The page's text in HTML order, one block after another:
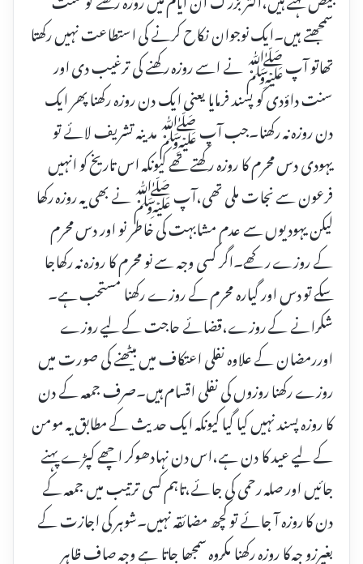
سمجھتے ہیں۔ایک نوجوان نکاح کرنے کی استطاعت نہیں رکھتا
تھاتو آپ ﷺ نے اسے روزہ رکھنے کی ترغیب دی اور
سنت داؤدی کو پسند فرمایا یعنی ایک دن روزہ رکھنا پھر ایک
دن روزہ نہ رکھنا۔جب آپ ﷺ مدینہ تشریف لائے تو
یہودی دس محرم کا روزہ رکھتے تھے کیونکہ اس تاریخ کو انہیں
فرعون سے نجات ملی تھی،آپ ﷺ نے بھی یہ روزہ رکھا
لیکن یہودیوں سے عدم مشابہت کی خاطر نو اور دس محرم
کے روزے رکھے۔اگر کسی وجہ سے نو محرم کا روزہ نہ رکھاجا
سکے تو دس اور گیارہ محرم کے روزے رکھنا مستحب ہے۔
شکرانے کے روزے،قضائے حاجت کے لیے روزے
اوررمضان کے علاوہ نفلی اعتکاف میں بیٹھنے کی صورت میں
روزے رکھنا روزوں کی نفلی اقسام ہیں۔صرف جمعہ کے دن
کا روزہ پسند نہیں کیا گیا کیونکہ ایک حدیث کے مطابق یہ مومن
کے لیے عید کا دن ہے،اس دن نہادھوکر اچھے کپڑے پہنے
جائیں اور صلہ رحمی کی جائے،تاہم کسی ترتیب میں جمعہ کے
دن کا روزہ آ جائے تو کچھ مضائقہ نہیں۔شوہر کی اجازت کے
بغیرزو جہ کا روزہ رکھنا مکروہ سمجھا جاتا ہے وجہ صاف ظاہر